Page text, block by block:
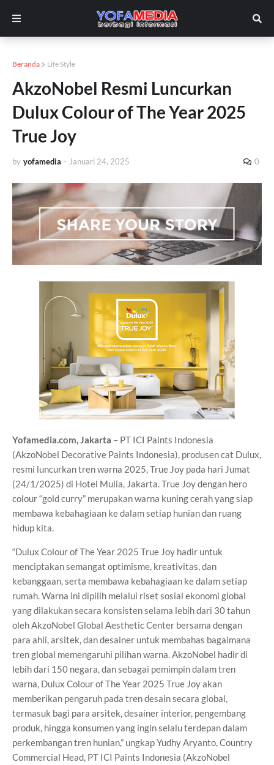
Beranda Life Style
AkzoNobel Resmi Luncurkan
Dulux Colour of The Year 2025
True Joy
by yofamedia - Januari 24, 2025 0
Yofamedia.com, Jakarta – PT ICI Paints Indonesia
(AkzoNobel Decorative Paints Indonesia), produsen cat Dulux,
resmi luncurkan tren warna 2025, True Joy pada hari Jumat
(24/1/2025) di Hotel Mulia, Jakarta. True Joy dengan hero
colour “gold curry” merupakan warna kuning cerah yang siap
membawa kebahagiaan ke dalam setiap hunian dan ruang
hidup kita.
“Dulux Colour of The Year 2025 True Joy hadir untuk
menciptakan semangat optimisme, kreativitas, dan
kebanggaan, serta membawa kebahagiaan ke dalam setiap
rumah. Warna ini dipilih melalui riset sosial ekonomi global
yang dilakukan secara konsisten selama lebih dari 30 tahun
oleh AkzoNobel Global Aesthetic Center bersama dengan
para ahli, arsitek, dan desainer untuk membahas bagaimana
tren global memengaruhi pilihan warna. AkzoNobel hadir di
lebih dari 150 negara, dan sebagai pemimpin dalam tren
warna, Dulux Colour of The Year 2025 True Joy akan
memberikan pengaruh pada tren desain secara global,
termasuk bagi para arsitek, desainer interior, pengembang
produk, hingga konsumen yang ingin selalu terdepan dalam
perkembangan tren hunian,” ungkap Yudhy Aryanto, Country
Commercial Head, PT ICI Paints Indonesia (AkzoNobel